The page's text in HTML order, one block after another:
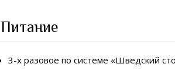
Питание
3-х разовое по системе «Шведский